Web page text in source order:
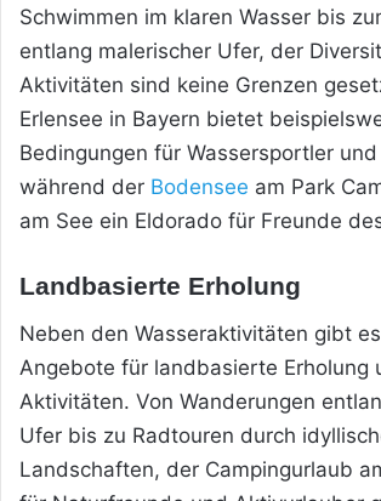
Schwimmen im klaren Wasser bis
entlang malerischer Ufer, der
Aktivitäten sind keine Grenzen
Erlensee in Bayern bietet
Bedingungen für Wassersportler
während der Bodensee am Park
am See ein Eldorado für Freunde
Landbasierte Erholung
Neben den Wasseraktivitäten gibt
Angebote für landbasierte Erholung
Aktivitäten. Von Wanderungen
Ufer bis zu Radtouren durch
Landschaften, der Campingurlaub